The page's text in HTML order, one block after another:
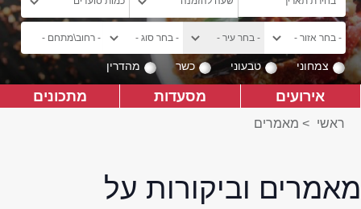
צמחוני טבעוני כשר מהדרין
אירועים מסעדות מתכונים
ראשי > מאמרים
מאמרים וביקורות על